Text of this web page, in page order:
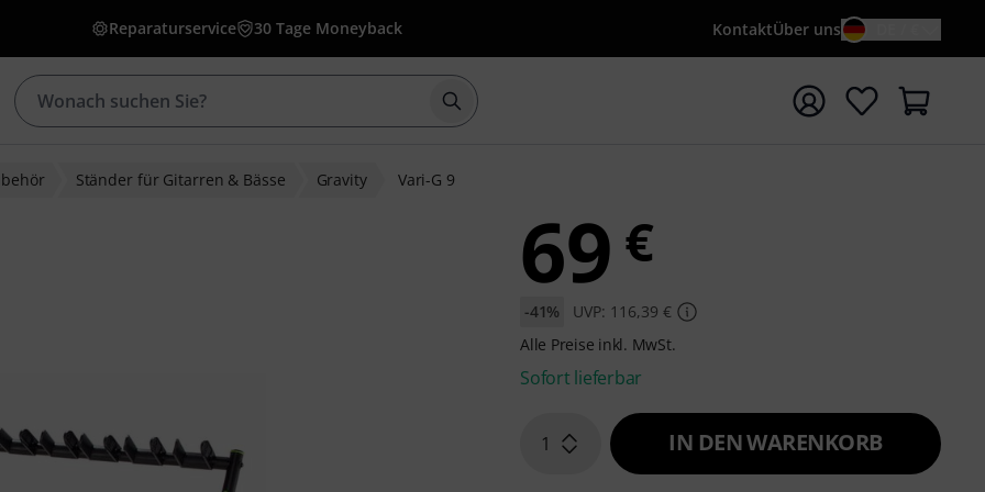
Reparaturservice 30 Tage Moneyback KontaktÜber uns
Suche mit Suchwort {searchTerm} starten
Ständer für Gitarren & Bässe Gravity Vari-G 9
69 €
-41%
UVP: 116,39 €
Alle Preise inkl. MwSt.
Sofort lieferbar
1 IN DEN WARENKORB